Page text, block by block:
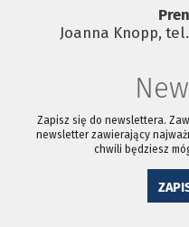
Joanna Knopp,
Zapisz się do newslettera.
newsletter zawierający
chwili będziesz